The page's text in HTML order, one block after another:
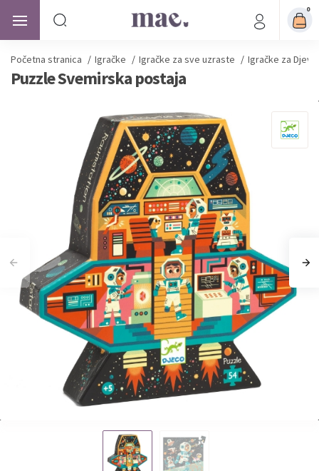
0
Početna stranica / Igračke / Igračke za sve uzraste / Igračke za
Puzzle Svemirska postaja